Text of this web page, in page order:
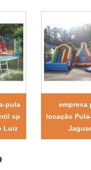
pula
sp
Luiz
empresa
locação